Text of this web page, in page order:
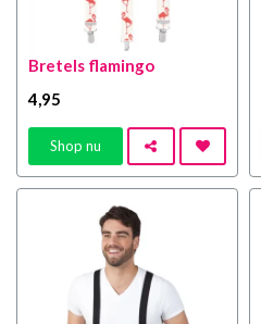
Bretels flamingo
4 ,95
Shop nu